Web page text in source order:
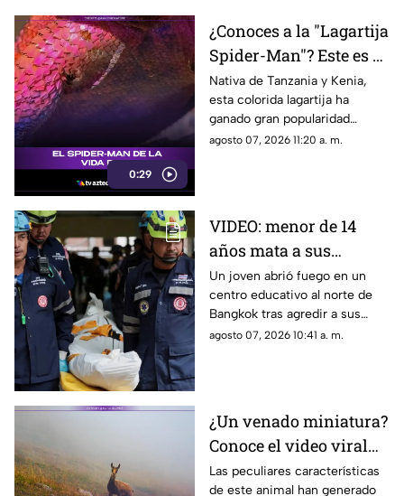
0:29
¿Conoces a la "Lagartija
Spider-Man"? Este es el
reptil con los colores
del superhéroe
Nativa de Tanzania y Kenia,
esta colorida lagartija ha
ganado gran popularidad
debido a su increíble parecido
agosto 07, 2026 11:20 a. m.
VIDEO: menor de 14
años mata a sus
abuelos y 5 profesores
en tiroteo
Un joven abrió fuego en un
centro educativo al norte de
Bangkok tras agredir a sus
familiares; el incidente dejó
agosto 07, 2026 10:41 a. m.
¿Un venado miniatura?
Conoce el video viral
que causa asombro en
Las peculiares características
de este animal han generado